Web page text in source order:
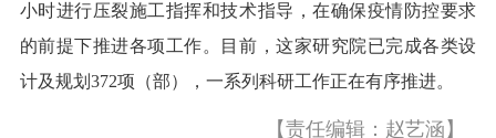
小时进行压裂施工指挥和技术指导，在确保疫情防控要求
的前提下推进各项工作。目前，这家研究院已完成各类设
计及规划372项（部），一系列科研工作正在有序推进。
【责任编辑：赵艺涵】